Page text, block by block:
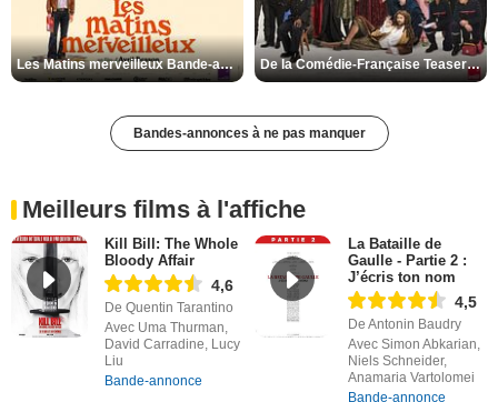
Les Matins merveilleux Bande-annonce VF De la Comédie-Française Teaser VF
Bandes-annonces à ne pas manquer
Meilleurs films à l'affiche
Kill Bill: The Whole
Bloody Affair
4,6
De Quentin Tarantino
Avec Uma Thurman,
David Carradine, Lucy
Liu
Bande-annonce
La Bataille de
Gaulle - Partie 2 :
J’écris ton nom
4,5
De Antonin Baudry
Avec Simon Abkarian,
Niels Schneider,
Anamaria Vartolomei
Bande-annonce